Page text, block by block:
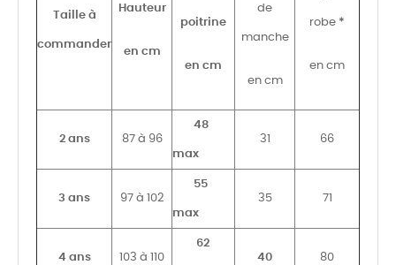
Taille à
commander
Hauteur
en cm
poitrine
en cm
de
manche
en cm
robe *
en cm
2 ans 87 à 96
48
max
31 66
3 ans 97 à 102
55
max
35 71
4 ans 103 à 110
62
40 80